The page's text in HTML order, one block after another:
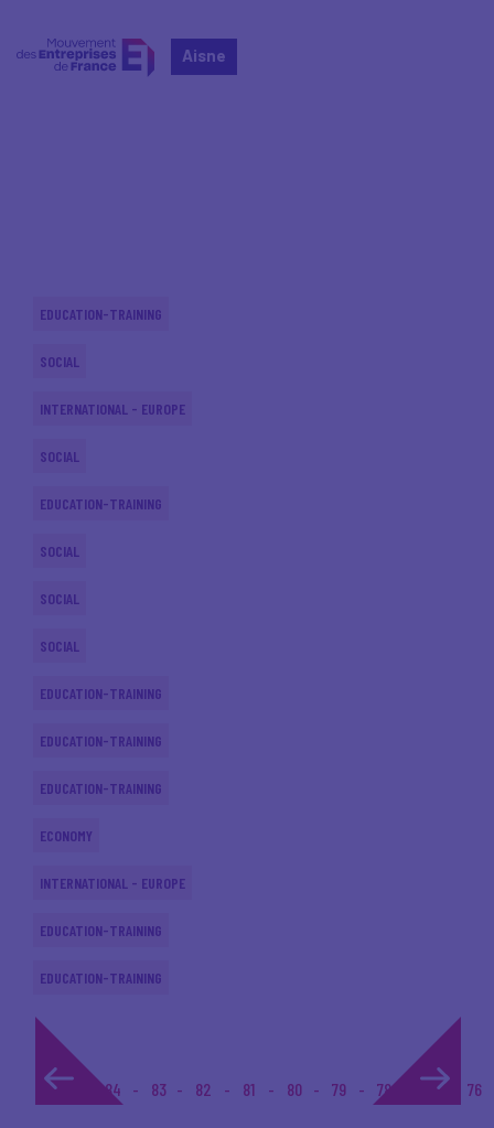
Aisne
EDUCATION-TRAINING
SOCIAL
INTERNATIONAL - EUROPE
SOCIAL
EDUCATION-TRAINING
SOCIAL
SOCIAL
SOCIAL
EDUCATION-TRAINING
EDUCATION-TRAINING
EDUCATION-TRAINING
ECONOMY
INTERNATIONAL - EUROPE
EDUCATION-TRAINING
EDUCATION-TRAINING
1... 84 83 82 81 80 79 78 76